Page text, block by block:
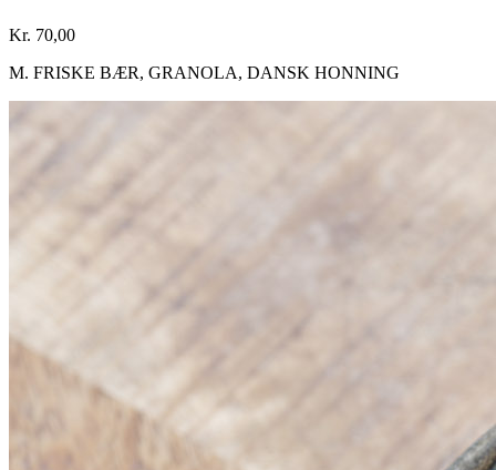
Kr. 70,00
M. FRISKE BÆR, GRANOLA, DANSK HONNING